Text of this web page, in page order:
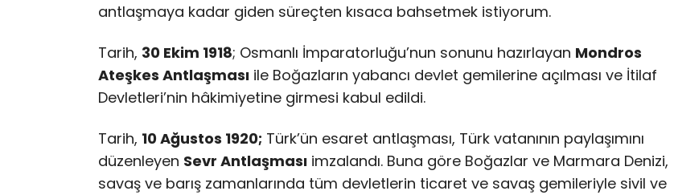
antlaşmaya kadar giden süreçten kısaca bahsetmek istiyorum.
Tarih, 30 Ekim 1918; Osmanlı İmparatorluğu’nun sonunu hazırlayan Mondros
Ateşkes Antlaşması ile Boğazların yabancı devlet gemilerine açılması ve İtilaf
Devletleri’nin hâkimiyetine girmesi kabul edildi.
Tarih, 10 Ağustos 1920; Türk’ün esaret antlaşması, Türk vatanının paylaşımını
düzenleyen Sevr Antlaşması imzalandı. Buna göre Boğazlar ve Marmara Denizi,
savaş ve barış zamanlarında tüm devletlerin ticaret ve savaş gemileriyle sivil ve